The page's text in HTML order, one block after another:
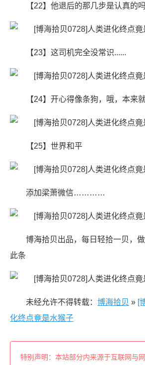
【22】他退后的那几步是认真的吗
【23】这司机完全没常识......
【24】开心得像条狗，哦，本来
【25】世界和平
添加梁萧微信…………
博海拾贝出品，每日轻拾一贝，
此条
未经允许不得转载： 博海拾贝 » [
化终点竟是水猴子
特别声明：本站部分内来源于互联网与